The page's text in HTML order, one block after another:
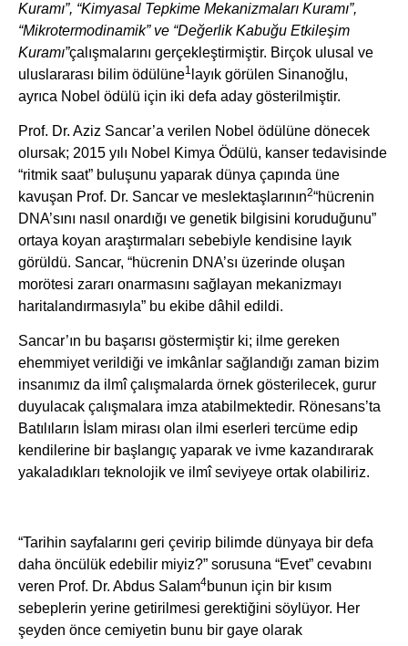
Kuramı”, “Kimyasal Tepkime Mekanizmaları Kuramı”,
“Mikrotermodinamik” ve “Değerlik Kabuğu Etkileşim
Kuramı”çalışmalarını gerçekleştirmiştir. Birçok ulusal ve
uluslararası bilim ödülüne1 layık görülen Sinanoğlu,
ayrıca Nobel ödülü için iki defa aday gösterilmiştir.
Prof. Dr. Aziz Sancar’a verilen Nobel ödülüne dönecek
olursak; 2015 yılı Nobel Kimya Ödülü, kanser tedavisinde
“ritmik saat” buluşunu yaparak dünya çapında üne
kavuşan Prof. Dr. Sancar ve meslektaşlarının2“hücrenin
DNA’sını nasıl onardığı ve genetik bilgisini koruduğunu”
ortaya koyan araştırmaları sebebiyle kendisine layık
görüldü. Sancar, “hücrenin DNA’sı üzerinde oluşan
morötesi zararı onarmasını sağlayan mekanizmayı
haritalandırmasıyla” bu ekibe dâhil edildi.
Sancar’ın bu başarısı göstermiştir ki; ilme gereken
ehemmiyet verildiği ve imkânlar sağlandığı zaman bizim
insanımız da ilmî çalışmalarda örnek gösterilecek, gurur
duyulacak çalışmalara imza atabilmektedir. Rönesans’ta
Batılıların İslam mirası olan ilmi eserleri tercüme edip
kendilerine bir başlangıç yaparak ve ivme kazandırarak
yakaladıkları teknolojik ve ilmî seviyeye ortak olabiliriz.
“Tarihin sayfalarını geri çevirip bilimde dünyaya bir defa
daha öncülük edebilir miyiz?” sorusuna “Evet” cevabını
veren Prof. Dr. Abdus Salam4bunun için bir kısım
sebeplerin yerine getirilmesi gerektiğini söylüyor. Her
şeyden önce cemiyetin bunu bir gaye olarak